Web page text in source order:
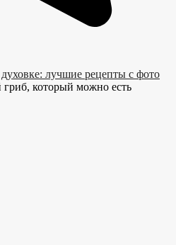
лучшие рецепты с фото
который можно есть